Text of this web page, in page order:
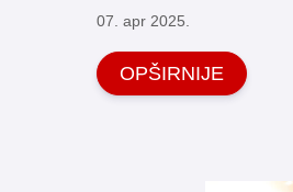
07. apr 2025.
OPŠIRNIJE